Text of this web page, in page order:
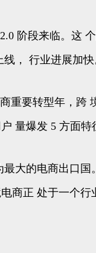
阶段来临。这
， 行业进展加快
重要转型年，跨
量爆发 5 方面特
最大的电商出口国
商正 处于一个行